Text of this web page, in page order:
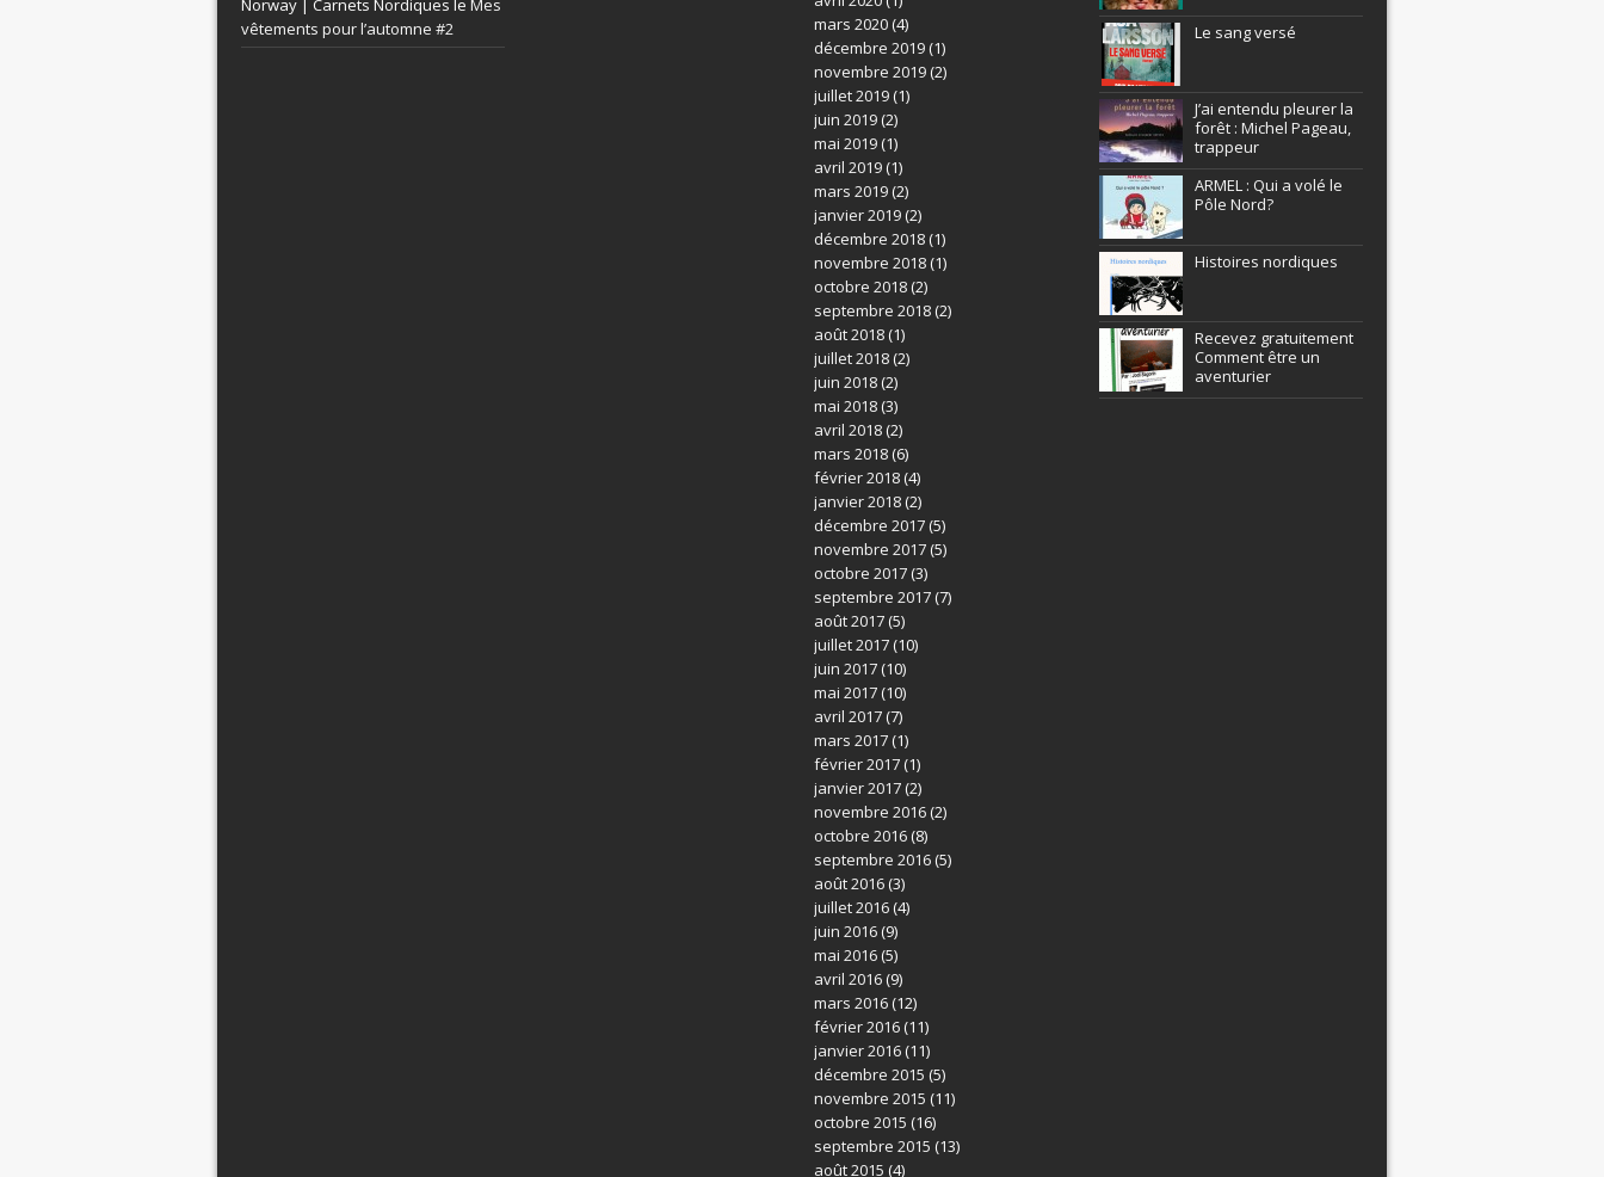
Norway | Carnets Nordiques le Mes
vêtements pour l’automne #2
mars 2020(4)
décembre 2019(1)
novembre 2019(2)
juillet 2019(1)
juin 2019(2)
mai 2019(1)
avril 2019(1)
mars 2019(2)
janvier 2019(2)
décembre 2018(1)
novembre 2018(1)
octobre 2018(2)
septembre 2018(2)
août 2018(1)
juillet 2018(2)
juin 2018(2)
mai 2018(3)
avril 2018(2)
mars 2018(6)
février 2018(4)
janvier 2018(2)
décembre 2017(5)
novembre 2017(5)
octobre 2017(3)
septembre 2017(7)
août 2017(5)
juillet 2017(10)
juin 2017(10)
mai 2017(10)
avril 2017(7)
mars 2017(1)
février 2017(1)
janvier 2017(2)
novembre 2016(2)
octobre 2016(8)
septembre 2016(5)
août 2016(3)
juillet 2016(4)
juin 2016(9)
mai 2016(5)
avril 2016(9)
mars 2016(12)
février 2016(11)
janvier 2016(11)
décembre 2015 (5)
novembre 2015 (11)
octobre 2015 (16)
septembre 2015 (13)
août 2015 (4)
Le sang versé
J’ai entendu pleurer la
forêt : Michel Pageau,
trappeur
ARMEL : Qui a volé le
Pôle Nord?
Histoires nordiques
Recevez gratuitement
Comment être un
aventurier